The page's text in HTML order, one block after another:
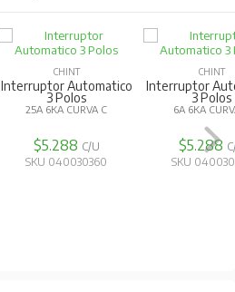
CHINT
Interruptor Automatico
3 Polos
25A 6KA CURVA C
$5.288 C/U
SKU 040030360
CHINT
Interruptor
3 Polos
6A 6KA
$5.288
SKU